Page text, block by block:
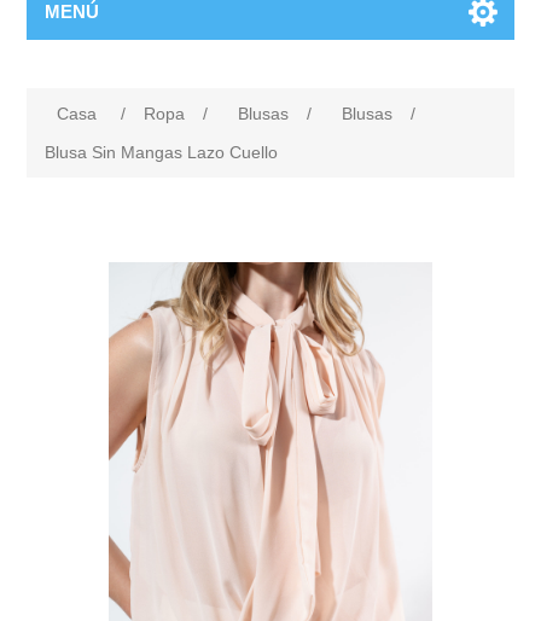
MENÚ
Casa / Ropa / Blusas / Blusas
/
Blusa Sin Mangas Lazo Cuello